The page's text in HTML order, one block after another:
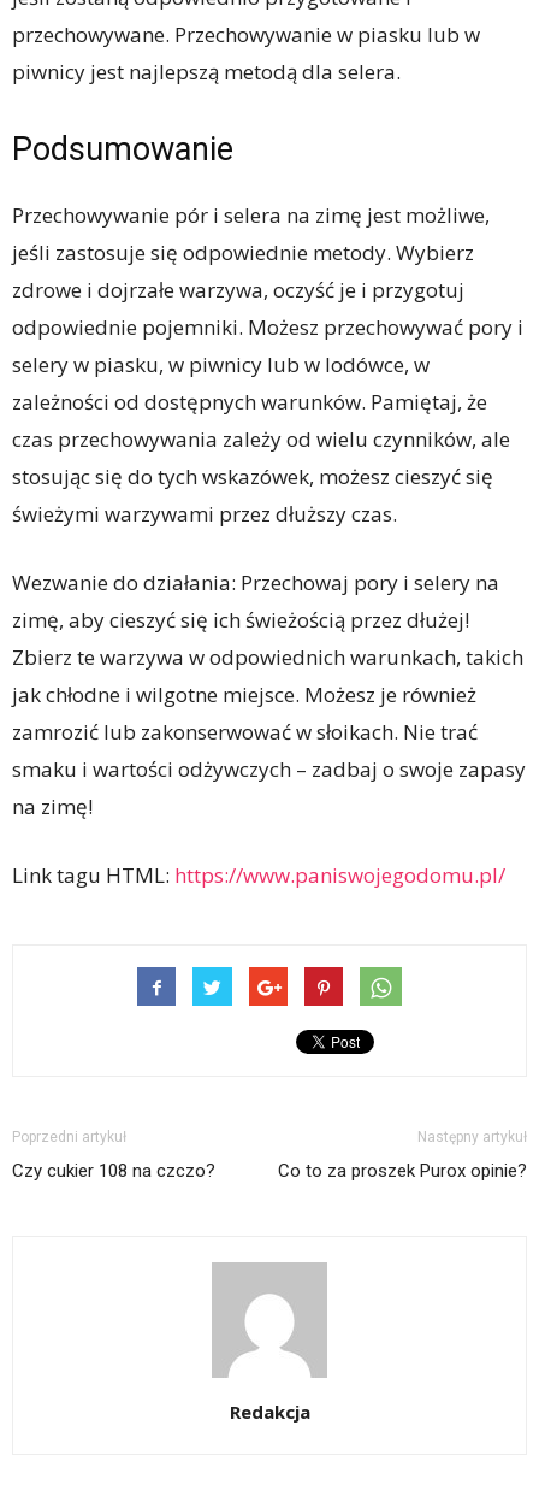
przechowywane. Przechowywanie w piasku lub w
piwnicy jest najlepszą metodą dla selera.
Podsumowanie
Przechowywanie pór i selera na zimę jest możliwe,
jeśli zastosuje się odpowiednie metody. Wybierz
zdrowe i dojrzałe warzywa, oczyść je i przygotuj
odpowiednie pojemniki. Możesz przechowywać pory i
selery w piasku, w piwnicy lub w lodówce, w
zależności od dostępnych warunków. Pamiętaj, że
czas przechowywania zależy od wielu czynników, ale
stosując się do tych wskazówek, możesz cieszyć się
świeżymi warzywami przez dłuższy czas.
Wezwanie do działania: Przechowaj pory i selery na
zimę, aby cieszyć się ich świeżością przez dłużej!
Zbierz te warzywa w odpowiednich warunkach, takich
jak chłodne i wilgotne miejsce. Możesz je również
zamrozić lub zakonserwować w słoikach. Nie trać
smaku i wartości odżywczych – zadbaj o swoje zapasy
na zimę!
Link tagu HTML: https://www.paniswojegodomu.pl/
Poprzedni artykuł
Czy cukier 108 na czczo?
Następny artykuł
Co to za proszek Purox opinie?
Redakcja